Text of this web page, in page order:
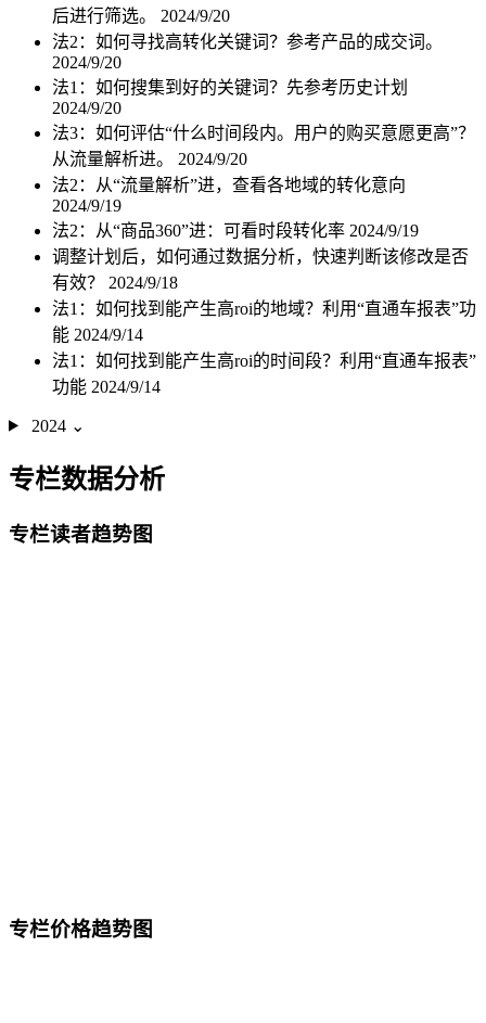
后进行筛选。 2024/9/20
法2：如何寻找高转化关键词？参考产品的成交词。
2024/9/20
法1：如何搜集到好的关键词？先参考历史计划
2024/9/20
法3：如何评估“什么时间段内。用户的购买意愿更高”？
从流量解析进。 2024/9/20
法2：从“流量解析”进，查看各地域的转化意向
2024/9/19
法2：从“商品360”进：可看时段转化率 2024/9/19
调整计划后，如何通过数据分析，快速判断该修改是否
有效？ 2024/9/18
法1：如何找到能产生高roi的地域？利用“直通车报表”功
能 2024/9/14
法1：如何找到能产生高roi的时间段？利用“直通车报表”
功能 2024/9/14
2024 ⌄
专栏数据分析
专栏读者趋势图
专栏价格趋势图